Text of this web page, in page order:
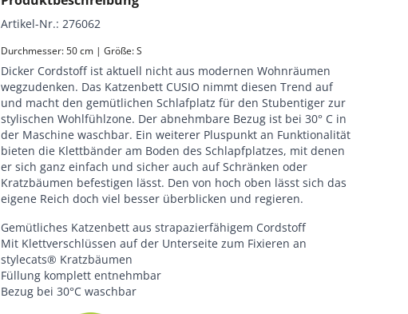
Artikel-Nr.: 276062
Durchmesser: 50 cm | Größe: S
Dicker Cordstoff ist aktuell nicht aus modernen Wohnräumen
wegzudenken. Das Katzenbett CUSIO nimmt diesen Trend auf
und macht den gemütlichen Schlafplatz für den Stubentiger zur
stylischen Wohlfühlzone. Der abnehmbare Bezug ist bei 30° C in
der Maschine waschbar. Ein weiterer Pluspunkt an Funktionalität
bieten die Klettbänder am Boden des Schlapfplatzes, mit denen
er sich ganz einfach und sicher auch auf Schränken oder
Kratzbäumen befestigen lässt. Den von hoch oben lässt sich das
eigene Reich doch viel besser überblicken und regieren.
Gemütliches Katzenbett aus strapazierfähigem Cordstoff
Mit Klettverschlüssen auf der Unterseite zum Fixieren an
stylecats® Kratzbäumen
Füllung komplett entnehmbar
Bezug bei 30°C waschbar